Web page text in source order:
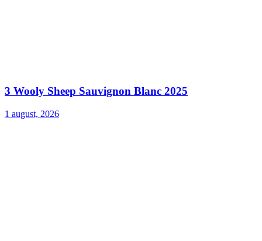
3 Wooly Sheep Sauvignon Blanc 2025
1 august, 2026